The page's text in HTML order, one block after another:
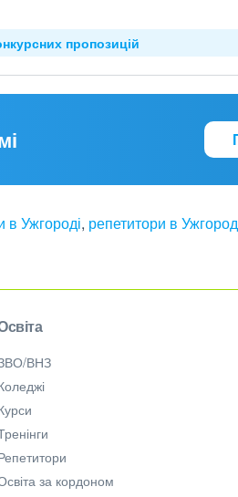
пропозицій
в Ужгороді, репетитори в
ВНЗ
за кордоном